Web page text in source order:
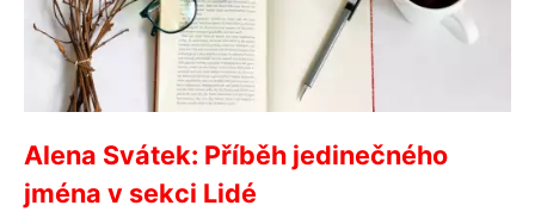
Alena Svátek: Příběh jedinečného
jména v sekci Lidé